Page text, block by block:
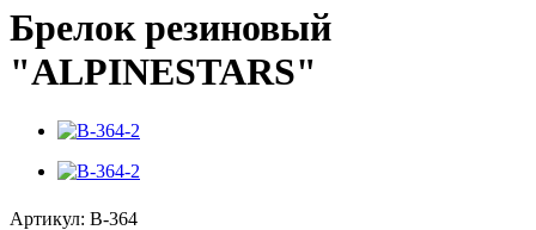
Брелок резиновый
"ALPINESTARS"
Артикул: B-364